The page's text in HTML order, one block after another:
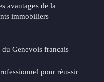
avantages de la
immobiliers
Genevois français
pour réussir